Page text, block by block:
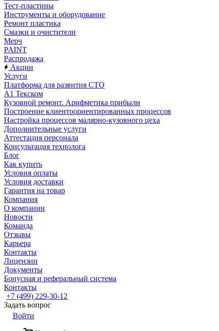
Тест-пластины
Инструменты и оборудование
Ремонт пластика
Смазки и очистители
Мерч
PAINT
Распродажа
Акции
Услуги
Платформа для развития СТО
А1 Текском
Кузовной ремонт. Арифметика прибыли
Построение клиентоориентированных процессов
Настройка процессов малярно-кузовного цеха
Дополнительные услуги
Аттестация персонала
Консультация технолога
Блог
Как купить
Условия оплаты
Условия доставки
Гарантия на товар
Компания
О компании
Новости
Команда
Отзывы
Карьера
Контакты
Лицензии
Документы
Бонусная и реферальный система
Контакты
+7 (499) 229-30-12
Задать вопрос
Войти